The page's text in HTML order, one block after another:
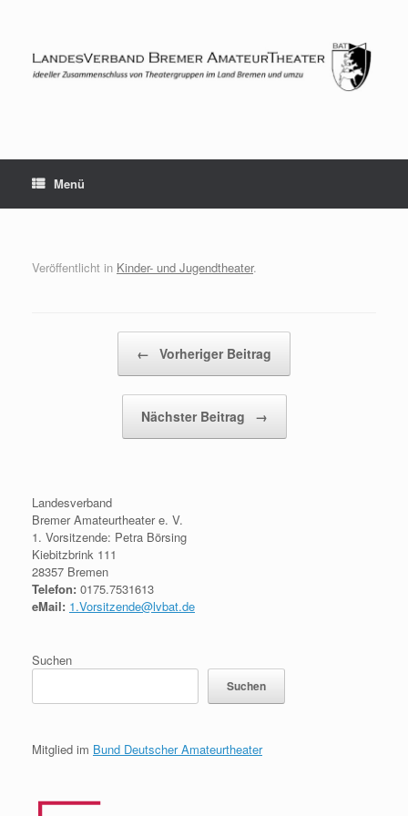
Menü
Veröffentlicht in Kinder- und Jugendtheater.
← Vorheriger Beitrag
Nächster Beitrag →
Landesverband
Bremer Amateurtheater e. V.
1. Vorsitzende: Petra Börsing
Kiebitzbrink 111
28357 Bremen
Telefon: 0175.7531613
eMail: 1.Vorsitzende@lvbat.de
Suchen
Suchen
Mitglied im Bund Deutscher Amateurtheater